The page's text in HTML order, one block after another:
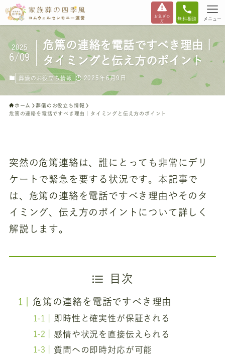
お急ぎの
方
無料相談 メニュー
危篤の連絡を電話ですべき理由｜
タイミングと伝え方のポイント
2025
6/09
葬儀のお役立ち情報 2025年6月9日
ホーム
葬儀のお役立ち情報
危篤の連絡を電話ですべき理由｜タイミングと伝え方のポイント
突然の危篤連絡は、誰にとっても非常にデリ
ケートで緊急を要する状況です。本記事で
は、危篤の連絡を電話ですべき理由やそのタ
イミング、伝え方のポイントについて詳しく
解説します。
目次
危篤の連絡を電話ですべき理由
即時性と確実性が保証される
感情や状況を直接伝えられる
質問への即時対応が可能